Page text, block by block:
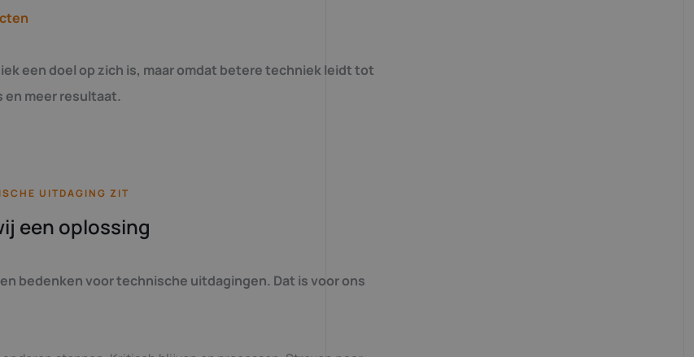
een doel op zich is, maar omdat betere techniek leidt tot
meer resultaat.
UITDAGING ZIT
een oplossing
bedenken voor technische uitdagingen. Dat is voor ons